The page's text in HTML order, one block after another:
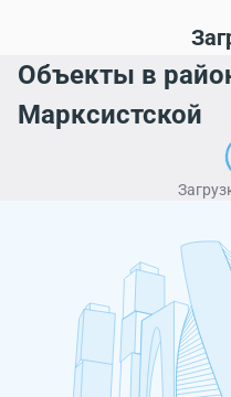
Объекты в
Марксистской